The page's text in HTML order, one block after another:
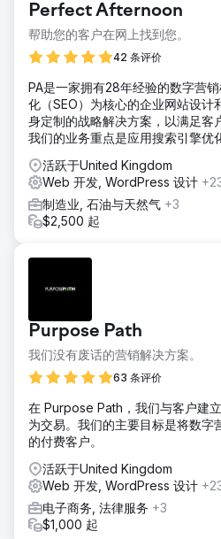
Perfect Afternoon
帮助您的客户在网上找到您。
42 条评价
PA是一家拥有28年经验的数字营
化（SEO）为核心的企业网站设计
身定制的战略解决方案，以满足客
我们的业务重点是应用搜索引擎优
活跃于United Kingdom
Web 开发, WordPress 设计
制造业, 石油与天然气 +3
$2,500 起
Purpose Path
我们没有废话的营销解决方案。
63 条评价
在 Purpose Path，我们与客户建
为交易。我们的主要目标是将数字
的付费客户。
活跃于United Kingdom
Web 开发, WordPress 设计
电子商务, 法律服务 +3
$1,000 起